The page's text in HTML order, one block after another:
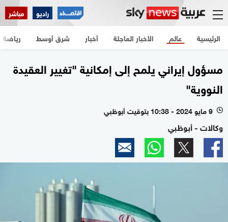
راديو مباشر
الرئيسية الأخبار العاجلة أخبار شرق أوسط عالم رياضة
مسؤول إيراني يلمح إلى إمكانية "تغيير العقيدة
النووية"
l 9 مايو 2024 - 10:38 بتوقيت أبوظبي
وكالات - أبوظبي